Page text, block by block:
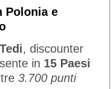
Polonia e
Tedi, discounter
in 15 Paesi
3.700 punti